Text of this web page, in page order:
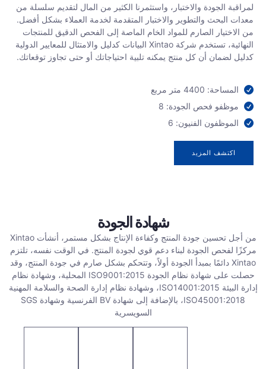
لمراقبة الجودة والاختبار، واستثمرنا الكثير من المال لتقديم سلسلة من
معدات البحث والتطوير والاختبار المتقدمة لخدمة العملاء بشكل أفضل.
من الاختيار الصارم للمواد الخام الماصة إلى الفحص الدقيق للمنتجات
النهائية، تستخدم شركة Xintao البيانات كدليل والامتثال للمعايير الدولية
كدليل لضمان أن كل منتج يمكنه تلبية احتياجاتك أو حتى تجاوز توقعاتك.
المساحة: 4400 متر مربع
موظفو فحص الجودة: 8
الموظفون الفنيون: 6
اكتشف المزيد
شهادة الجودة
من أجل تحسين جودة المنتج وكفاءة الإنتاج بشكل مستمر، أنشأت Xintao
مركزًا لفحص الجودة لبناء دعم قوي لجودة المنتج. في الوقت نفسه، تلتزم
Xintao دائمًا بمبدأ الجودة أولاً، وتتحكم بشكل صارم في جودة المنتج، وقد
حصلت على شهادة نظام الجودة ISO9001:2015 المحلية، وشهادة نظام
إدارة البيئة ISO14001:2015، وشهادة نظام إدارة الصحة والسلامة المهنية
ISO45001:2018، بالإضافة إلى شهادة BV الفرنسية وشهادة SGS
السويسرية